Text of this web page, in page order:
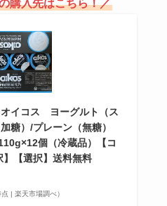
リトールガム 歯科専用はどこ
ってる?ドラックストアで買
？
代の味の種類は？
購入先はこちら！／
イコス ヨーグルト（ス
糖）/プレーン（無糖）
個（冷蔵品）【コ
】【選択】送料無料
| 楽天市場調べ）